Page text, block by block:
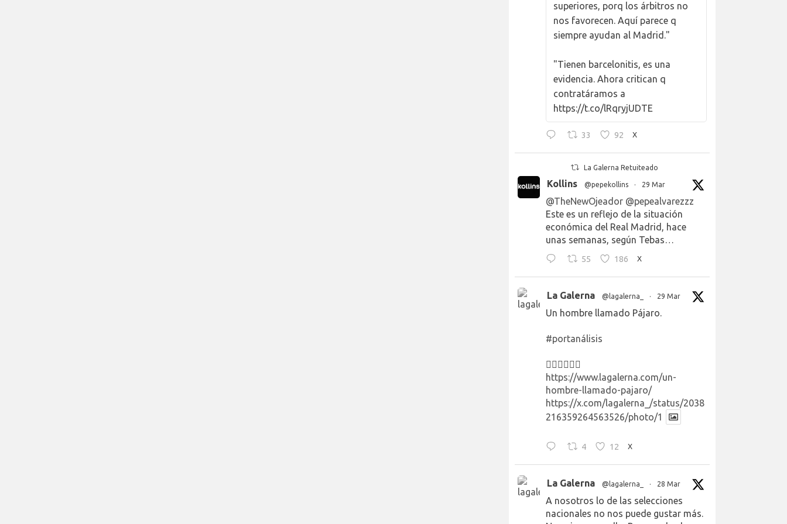
superiores, porq los árbitros no
nos favorecen. Aquí parece q
siempre ayudan al Madrid."
"Tienen barcelonitis, es una
evidencia. Ahora critican q
contratáramos a
https://t.co/lRqryjUDTE
33 92 X
La Galerna Retuiteado
Kollins @pepekollins · 29 Mar
@TheNewOjeador @pepealvarezzz
Este es un reflejo de la situación
económica del Real Madrid, hace
unas semanas, según Tebas…
55 186 X
La Galerna @lagalerna_ · 29 Mar
Un hombre llamado Pájaro.
#portanálisis
👉🏻👉🏻👉🏻
https://www.lagalerna.com/un-
hombre-llamado-pajaro/
https://x.com/lagalerna_/status/2038
216359264563526/photo/1
4 12 X
La Galerna @lagalerna_ · 28 Mar
A nosotros lo de las selecciones
nacionales no nos puede gustar más.